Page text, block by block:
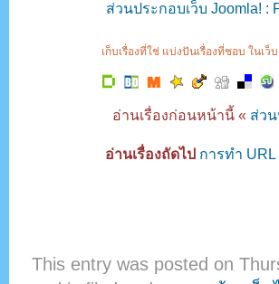
ส่วนประกอบเว็บ Joomla! :
เก็บเรื่องที่ใช่ แบ่งปันเรื่องที่ชอบ ในเว็บ
อ่านเรื่องก่อนหน้านี้ « ส่วน
อ่านเรื่องถัดไป การทำ URL
This entry was posted on